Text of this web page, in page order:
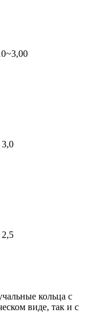
кольца с
виде, так и с